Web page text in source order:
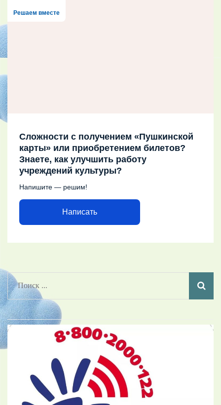
Решаем вместе
Сложности с получением «Пушкинской
карты» или приобретением билетов?
Знаете, как улучшить работу
учреждений культуры?
Напишите — решим!
Написать